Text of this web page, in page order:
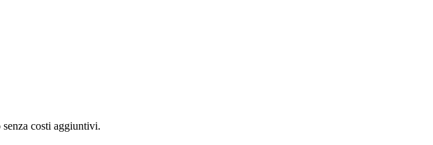
costi aggiuntivi.